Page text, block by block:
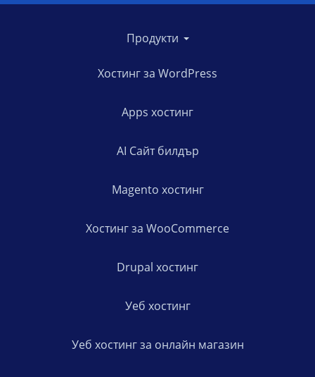
Продукти
Хостинг за WordPress
Apps хостинг
AI Сайт билдър
Magento хостинг
Хостинг за WooCommerce
Drupal хостинг
Уеб хостинг
Уеб хостинг за онлайн магазин